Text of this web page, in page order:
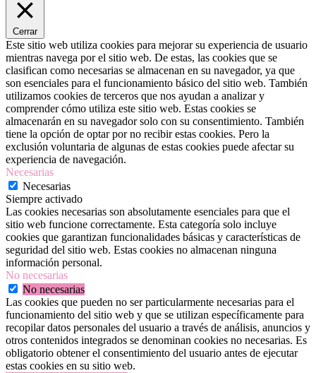
Cerrar
Este sitio web utiliza cookies para mejorar su experiencia de usuario
mientras navega por el sitio web. De estas, las cookies que se
clasifican como necesarias se almacenan en su navegador, ya que
son esenciales para el funcionamiento básico del sitio web. También
utilizamos cookies de terceros que nos ayudan a analizar y
comprender cómo utiliza este sitio web. Estas cookies se
almacenarán en su navegador solo con su consentimiento. También
tiene la opción de optar por no recibir estas cookies. Pero la
exclusión voluntaria de algunas de estas cookies puede afectar su
experiencia de navegación.
Necesarias
Necesarias
Siempre activado
Las cookies necesarias son absolutamente esenciales para que el
sitio web funcione correctamente. Esta categoría solo incluye
cookies que garantizan funcionalidades básicas y características de
seguridad del sitio web. Estas cookies no almacenan ninguna
información personal.
No necesarias
No necesarias
Las cookies que pueden no ser particularmente necesarias para el
funcionamiento del sitio web y que se utilizan específicamente para
recopilar datos personales del usuario a través de análisis, anuncios y
otros contenidos integrados se denominan cookies no necesarias. Es
obligatorio obtener el consentimiento del usuario antes de ejecutar
estas cookies en su sitio web.